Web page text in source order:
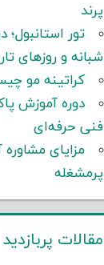
پرند
تور
شبانه و روزهای
کراتینه مو
دوره آموزش
فنی حرفه‌ای
مزایای مشاوره
پرمشغله
مقالات پربازدید